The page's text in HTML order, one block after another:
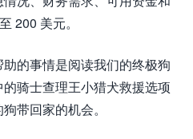
200 美元。
的事情是阅读我们的终极狗
骑士查理王小猎犬救援选项
带回家的机会。